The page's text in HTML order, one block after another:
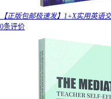
【正版包邮极速发】1+X实用英语
0条评价